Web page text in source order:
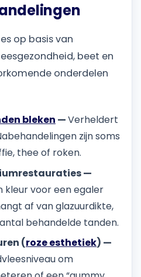
op basis van
beet en
onderdelen
bleken —Verheldert
zijn soms
thee of roken.
—
kleur voor een egaler
af van glazuurdikte,
behandelde tanden.
(roze esthetiek) —
om